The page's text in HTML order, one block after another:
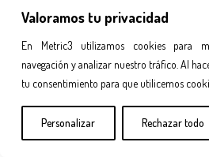
Valoramos tu privacidad
En Metric3 utilizamos cookies para
navegación y analizar nuestro tráfico. Al
tu consentimiento para que utilicemos
Personalizar Rechazar todo